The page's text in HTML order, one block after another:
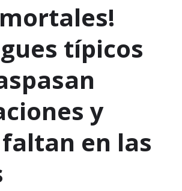
típicos
y
en las